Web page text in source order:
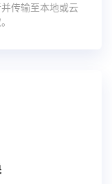
传输至本地或云